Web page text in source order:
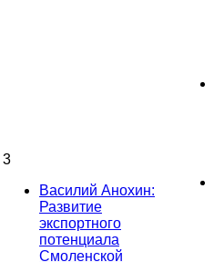
3
Василий Анохин:
Развитие
экспортного
потенциала
Смоленской